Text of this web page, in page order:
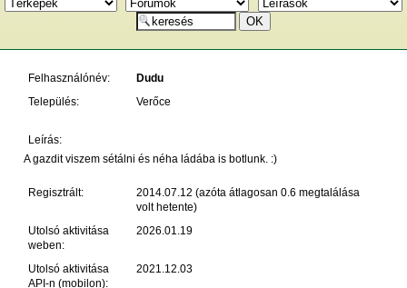
Felhasználónév:
Dudu
Település:
Verőce
Leírás:
A gazdit viszem sétálni és néha ládába is botlunk. :)
Regisztrált:
2014.07.12 (azóta átlagosan 0.6 megtalálása
volt hetente)
Utolsó aktivitása
weben:
2026.01.19
Utolsó aktivitása
API-n (mobilon):
2021.12.03